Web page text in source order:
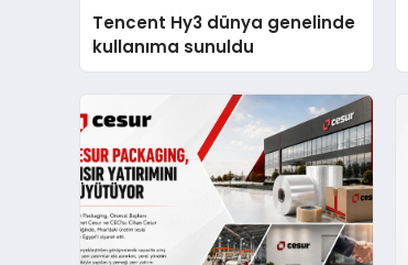
Tencent Hy3 dünya genelinde
kullanıma sunuldu